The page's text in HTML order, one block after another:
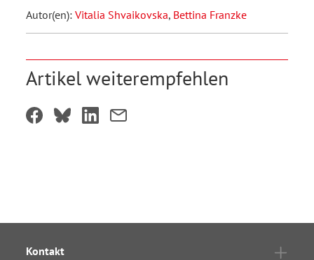
Autor(en): Vitalia Shvaikovska, Bettina Franzke
Artikel weiterempfehlen
Kontakt